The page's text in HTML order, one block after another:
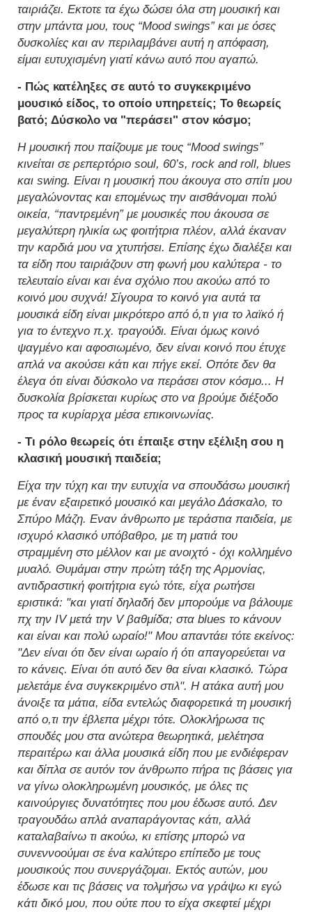
ταιριάζει. Εκτοτε τα έχω δώσει όλα στη μουσική και
στην μπάντα μου, τους “Mood swings” και με όσες
δυσκολίες και αν περιλαμβάνει αυτή η απόφαση,
είμαι ευτυχισμένη γιατί κάνω αυτό που αγαπώ.
- Πώς κατέληξες σε αυτό το συγκεκριμένο
μουσικό είδος, το οποίο υπηρετείς; Το θεωρείς
βατό; Δύσκολο να "περάσει" στον κόσμο;
Η μουσική που παίζουμε με τους “Mood swings”
κινείται σε ρεπερτόριο soul, 60’s, rock and roll, blues
και swing. Είναι η μουσική που άκουγα στο σπίτι μου
μεγαλώνοντας και επομένως την αισθάνομαι πολύ
οικεία, “παντρεμένη” με μουσικές που άκουσα σε
μεγαλύτερη ηλικία ως φοιτήτρια πλέον, αλλά έκαναν
την καρδιά μου να χτυπήσει. Επίσης έχω διαλέξει και
τα είδη που ταιριάζουν στη φωνή μου καλύτερα - το
τελευταίο είναι και ένα σχόλιο που ακούω από το
κοινό μου συχνά! Σίγουρα το κοινό για αυτά τα
μουσικά είδη είναι μικρότερο από ό,τι για το λαϊκό ή
για το έντεχνο π.χ. τραγούδι. Είναι όμως κοινό
ψαγμένο και αφοσιωμένο, δεν είναι κοινό που έτυχε
απλά να ακούσει κάτι και πήγε εκεί. Οπότε δεν θα
έλεγα ότι είναι δύσκολο να περάσει στον κόσμο... Η
δυσκολία βρίσκεται κυρίως στο να βρούμε διέξοδο
προς τα κυρίαρχα μέσα επικοινωνίας.
- Τι ρόλο θεωρείς ότι έπαιξε στην εξέλιξη σου η
κλασική μουσική παιδεία;
Είχα την τύχη και την ευτυχία να σπουδάσω μουσική
με έναν εξαιρετικό μουσικό και μεγάλο Δάσκαλο, το
Σπύρο Μάζη. Εναν άνθρωπο με τεράστια παιδεία, με
ισχυρό κλασικό υπόβαθρο, με τη ματιά του
στραμμένη στο μέλλον και με ανοιχτό - όχι κολλημένο
μυαλό. Θυμάμαι στην πρώτη τάξη της Αρμονίας,
αντιδραστική φοιτήτρια εγώ τότε, είχα ρωτήσει
εριστικά: "και γιατί δηλαδή δεν μπορούμε να βάλουμε
πχ την IV μετά την V βαθμίδα; στα blues το κάνουν
και είναι και πολύ ωραίο!" Μου απαντάει τότε εκείνος:
"Δεν είναι ότι δεν είναι ωραίο ή ότι απαγορεύεται να
το κάνεις. Είναι ότι αυτό δεν θα είναι κλασικό. Τώρα
μελετάμε ένα συγκεκριμένο στιλ". Η ατάκα αυτή μου
άνοιξε τα μάτια, είδα εντελώς διαφορετικά τη μουσική
από ο,τι την έβλεπα μέχρι τότε. Ολοκλήρωσα τις
σπουδές μου στα ανώτερα θεωρητικά, μελέτησα
περαιτέρω και άλλα μουσικά είδη που με ενδιέφεραν
και δίπλα σε αυτόν τον άνθρωπο πήρα τις βάσεις για
να γίνω ολοκληρωμένη μουσικός, με όλες τις
καινούργιες δυνατότητες που μου έδωσε αυτό. Δεν
τραγουδάω απλά αναπαράγοντας κάτι, αλλά
καταλαβαίνω τι ακούω, κι επίσης μπορώ να
συνεννοούμαι σε ένα καλύτερο επίπεδο με τους
μουσικούς που συνεργάζομαι. Εκτός αυτών, μου
έδωσε και τις βάσεις να τολμήσω να γράψω κι εγώ
κάτι δικό μου, που ούτε που το είχα σκεφτεί μέχρι